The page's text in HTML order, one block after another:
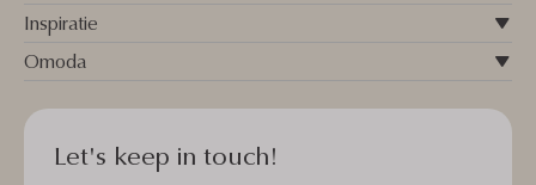
Inspiratie
Omoda
Let's keep in touch!